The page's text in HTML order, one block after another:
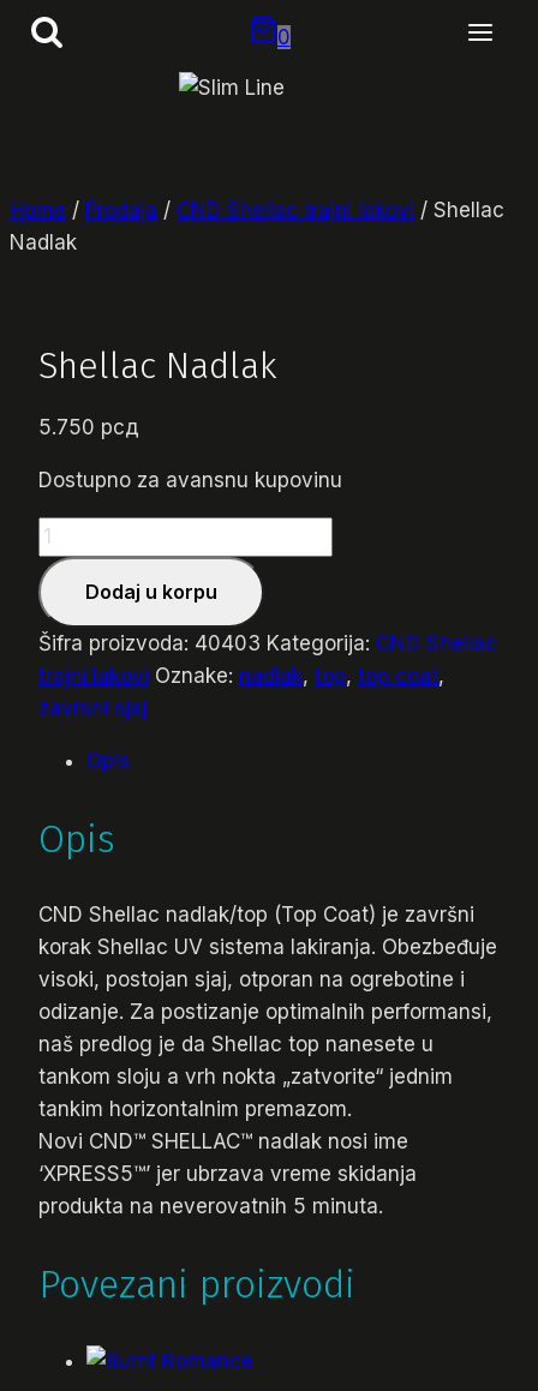
Skip
0
Home / Prodaja / CND Shellac trajni lakovi / Shellac
Nadlak
Shellac Nadlak
5.750 рсд
Dostupno za avansnu kupovinu
Shellac
Nadlak
količinaDodaj u korpu
Šifra proizvoda: 40403 Kategorija: CND Shellac
trajni lakovi Oznake: nadlak, top, top coat,
zavrsni sjaj
Opis
Opis
CND Shellac nadlak/top (Top Coat) je završni
korak Shellac UV sistema lakiranja. Obezbeđuje
visoki, postojan sjaj, otporan na ogrebotine i
odizanje. Za postizanje optimalnih performansi,
naš predlog je da Shellac top nanesete u
tankom sloju a vrh nokta „zatvorite“ jednim
tankim horizontalnim premazom.
Novi CND™ SHELLAC™ nadlak nosi ime
‘XPRESS5™’ jer ubrzava vreme skidanja
produkta na neverovatnih 5 minuta.
Povezani proizvodi